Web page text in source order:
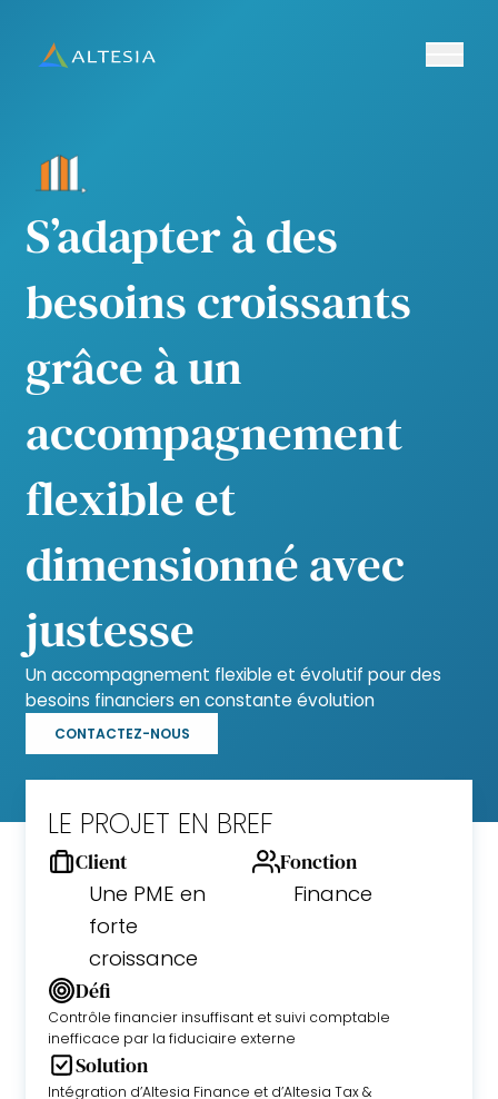
Altesia
S’adapter à des
besoins croissants
grâce à un
accompagnement
flexible et
dimensionné avec
justesse
Un accompagnement flexible et évolutif pour des
besoins financiers en constante évolution
CONTACTEZ-NOUS
LE PROJET EN BREF
Client
Une PME en
forte
croissance
Fonction
Finance
Défi
Contrôle financier insuffisant et suivi comptable
inefficace par la fiduciaire externe
Solution
Intégration d’Altesia Finance et d’Altesia Tax &